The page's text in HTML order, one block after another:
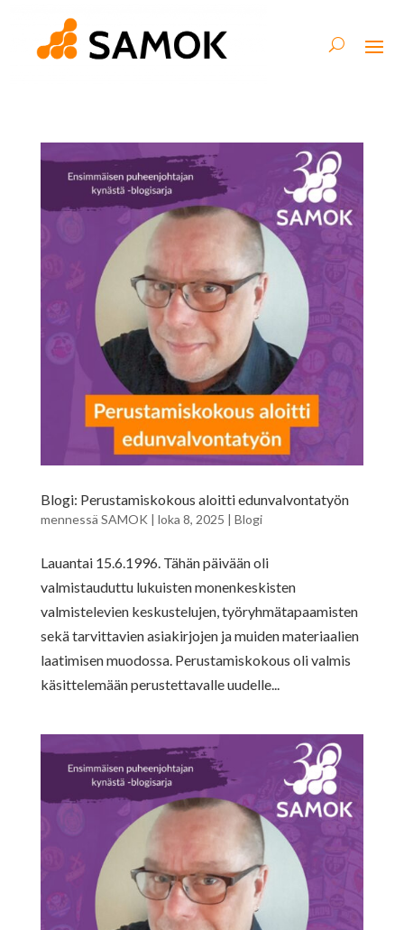
Blogi: Perustamiskokous aloitti edunvalvontatyön
mennessä SAMOK | loka 8, 2025 | Blogi
Lauantai 15.6.1996. Tähän päivään oli
valmistauduttu lukuisten monenkeskisten
valmistelevien keskustelujen, työryhmätapaamisten
sekä tarvittavien asiakirjojen ja muiden materiaalien
laatimisen muodossa. Perustamiskokous oli valmis
käsittelemään perustettavalle uudelle...